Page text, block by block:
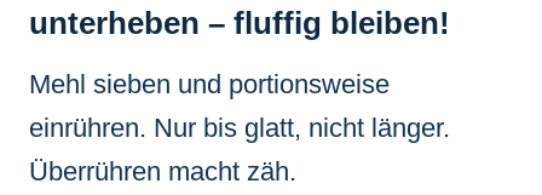
unterheben – fluffig bleiben!
Mehl sieben und portionsweise
einrühren. Nur bis glatt, nicht länger.
Überrühren macht zäh.